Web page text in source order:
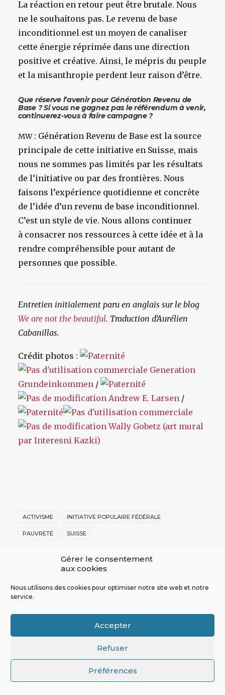
Gérer le consentement
aux cookies
Nous utilisons des cookies pour optimiser notre site web et notre
service.
Accepter
Refuser
Préférences
La réaction en retour peut être brutale. Nous
ne le souhaitons pas. Le revenu de base
inconditionnel est un moyen de canaliser
cette énergie réprimée dans une direction
positive et créative. Ainsi, le mépris du peuple
et la misanthropie perdent leur raison d’être.
Que réserve l’avenir pour Génération Revenu de
Base ? Si vous ne gagnez pas le référendum à venir,
continuerez-vous à faire campagne ?
MW: Génération Revenu de Base est la source
principale de cette initiative en Suisse, mais
nous ne sommes pas limités par les résultats
de l’initiative ou par des frontières. Nous
faisons l’expérience quotidienne et concrète
de l’idée d’un revenu de base inconditionnel.
C’est un style de vie. Nous allons continuer
à consacrer nos ressources à cette idée et à la
rendre compréhensible pour autant de
personnes que possible.
Entretien initialement paru en anglais sur le blog
We are not the beautiful. Traduction d’Aurélien
Cabanillas.
Crédit photos :
Generation
Grundeinkommen /
Andrew E. Larsen /
Wally Gobetz (art mural
par Interesni Kazki)
ACTIVISME INITIATIVE POPULAIRE FÉDÉRALE
PAUVRETÉ SUISSE